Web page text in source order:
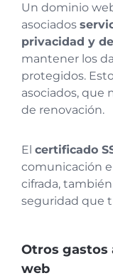
Un dominio
asociados
privacidad y
mantener los
protegidos.
asociados, que
de renovación.
El certificado
comunicación
cifrada,
seguridad que
Otros gastos
web